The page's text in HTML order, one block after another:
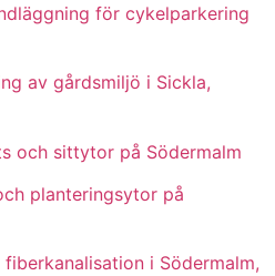
för cykelparkering
av gårdsmiljö i Sickla,
och sittytor på Södermalm
planteringsytor på
i Södermalm,